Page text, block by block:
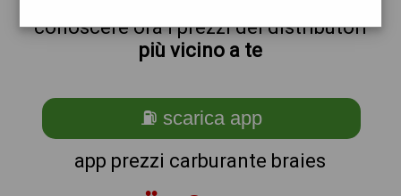
conoscere ora i prezzi dei distributori
più vicino a te
⛽ scarica app
app prezzi carburante braies